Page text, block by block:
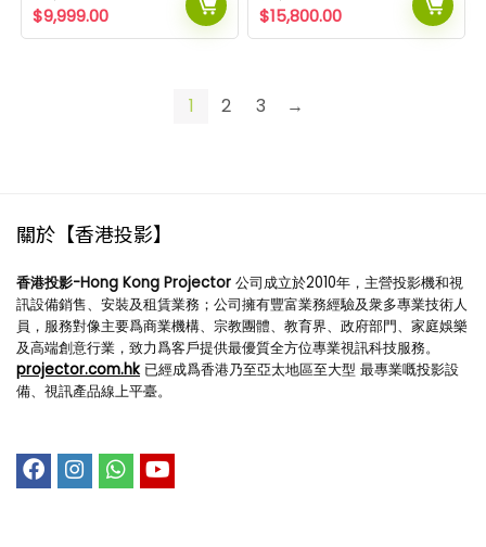
$9,999.00 $15,800.00
1 2 3 →
關於【香港投影】
香港投影-Hong Kong Projector 公司成立於2010年，主營投影機和視
訊設備銷售、安裝及租賃業務；公司擁有豐富業務經驗及衆多專業技術人
員，服務對像主要爲商業機構、宗教團體、教育界、政府部門、家庭娛樂
及高端創意行業，致力爲客戶提供最優質全方位專業視訊科技服務。
projector.com.hk 已經成爲香港乃至亞太地區至大型 最專業嘅投影設
備、視訊產品線上平臺。